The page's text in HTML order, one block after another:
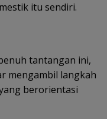
itu sendiri.
tantangan ini,
mengambil langkah
berorientasi